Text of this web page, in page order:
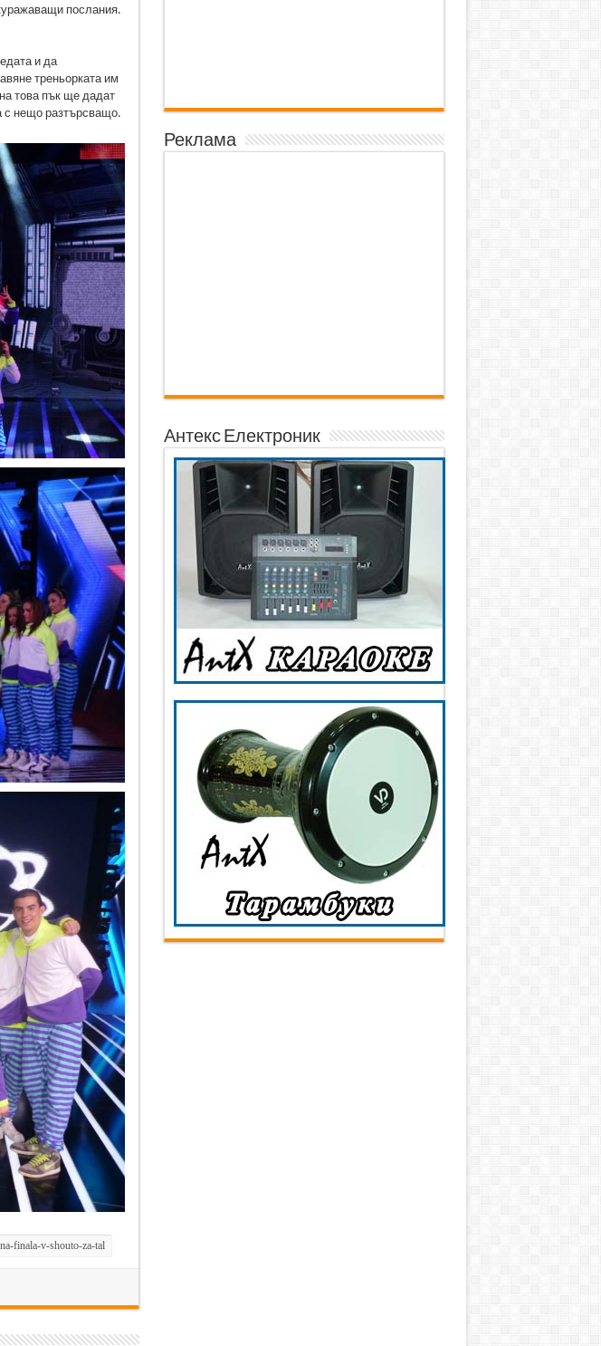
послания.
и да
треньорката им
това пък ще дадат
с нещо разтърсващо.
Реклама
Антекс Електроник